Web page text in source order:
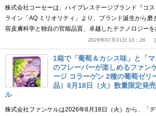
株式会社コーセーは、ハイプレステージブランド『コ
ライン「AQ ミリオリティ」より、ブランド誕生から磨
容皮膚科学と独自の官能品質、卓越したテクノロジー
2026年07月31日 10：26
1箱で「葡萄＆カシス味」と「
のフレーバーが楽しめるファン
ージ コラーゲン 2種の葡萄ゼリ
品）8月18日（火）数量限定発
ル
株式会社ファンケルは2026年8月18日（火）から、「